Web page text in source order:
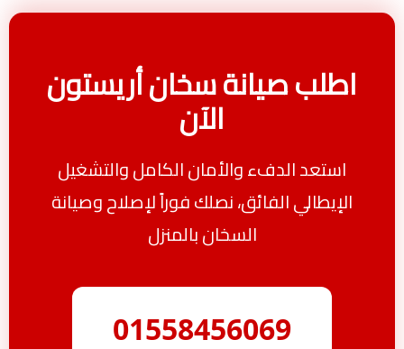
اطلب صيانة سخان أريستون
الآن
استعد الدفء والأمان الكامل والتشغيل
الإيطالي الفائق، نصلك فوراً لإصلاح وصيانة
السخان بالمنزل
01558456069